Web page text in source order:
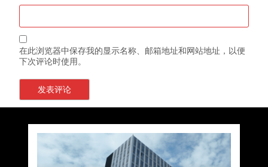
在此浏览器中保存我的显示名称、邮箱地址和网站地址，以便
下次评论时使用。